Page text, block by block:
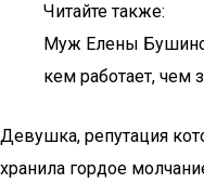
Читайте также:
Муж Елены
кем работает, чем
Девушка, репутация
хранила гордое